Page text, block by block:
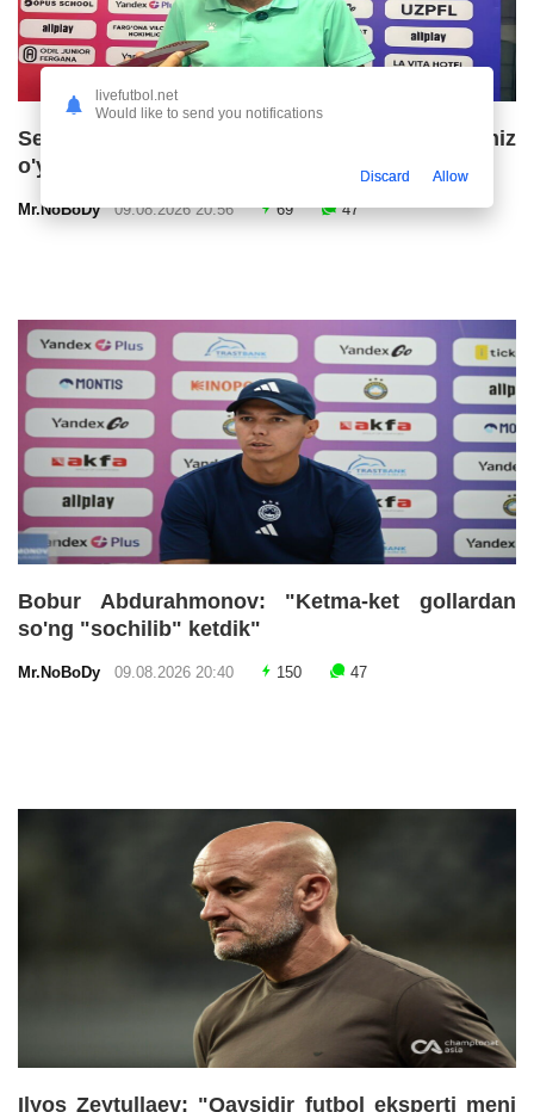
Sergey Lebedev: "Bugun futbolchilarimiz
o'yinga borlarini berishdi"
Mr.NoBoDy09.08.2026 20:56 69 47
Bobur Abdurahmonov: "Ketma-ket gollardan
so'ng "sochilib" ketdik"
Mr.NoBoDy 09.08.2026 20:40 150 47
Ilyos Zeytullaev: "Qaysidir futbol eksperti meni
livefutbol.net
Would like to send you notifications
Discard Allow